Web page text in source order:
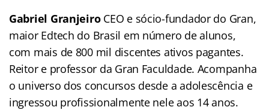
Gabriel GranjeiroCEO e sócio-fundador do Gran,
maior Edtech do Brasil em número de alunos,
com mais de 800 mil discentes ativos pagantes.
Reitor e professor da Gran Faculdade. Acompanha
o universo dos concursos desde a adolescência e
ingressou profissionalmente nele aos 14 anos.